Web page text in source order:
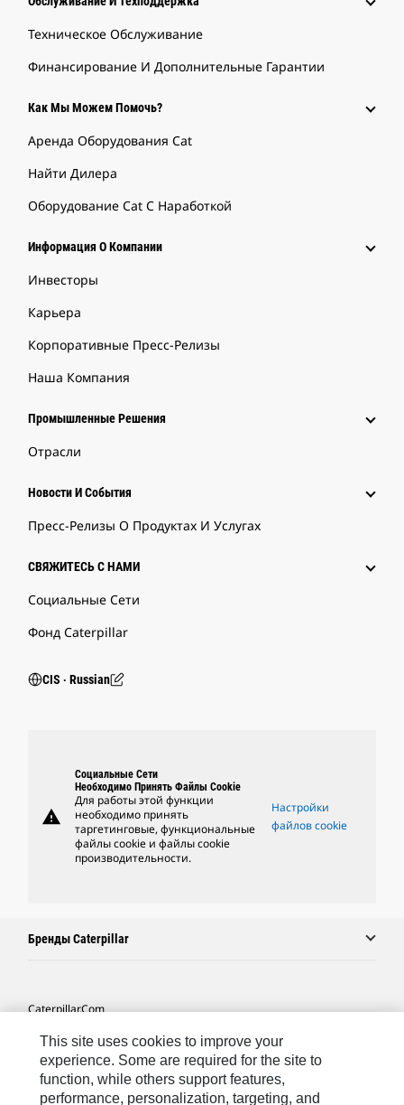
Техническое Обслуживание
Финансирование И Дополнительные Гарантии
Как Мы Можем Помочь?
Аренда Оборудования Cat
Найти Дилера
Оборудование Cat С Наработкой
Информация О Компании
Инвесторы
Карьера
Корпоративные Пресс-Релизы
Наша Компания
Промышленные Решения
Отрасли
Новости И События
Пресс-Релизы О Продуктах И Услугах
СВЯЖИТЕСЬ С НАМИ
Социальные Сети
Фонд Caterpillar
CIS ‧ Russian
warning
Социальные Сети
Необходимо Принять Файлы Cookie
Для работы этой функции
необходимо принять
таргетинговые, функциональные
файлы cookie и файлы cookie
производительности.
Настройки
файлов cookie
Бренды Caterpillar
Caterpillar.com
Связаться С Caterpillar
Карта Сайта
Cookie Settings
This site uses cookies to improve your
experience. Some are required for the site to
function, while others support features,
performance, personalization, targeting, and